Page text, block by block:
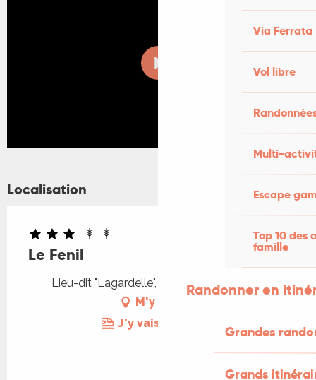
Via Ferrata
Vol libre
Multi-
Escape
Top 10 des
famille
Randonner en
Grandes
Grands
Localisation
Le Fenil
Lieu-dit "Lagardelle", 46500 Rocamadour
M'y rendre
J'y vais en train !